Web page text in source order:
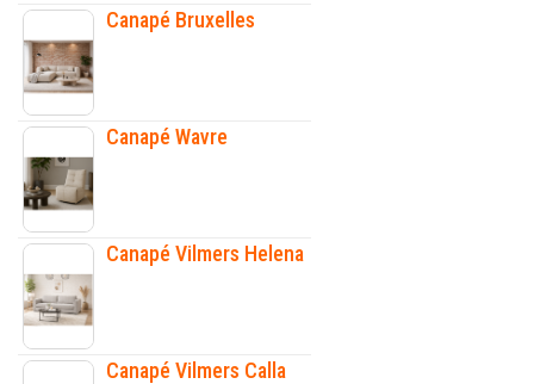
Canapé Bruxelles
Canapé Wavre
Canapé Vilmers Helena
Canapé Vilmers Calla